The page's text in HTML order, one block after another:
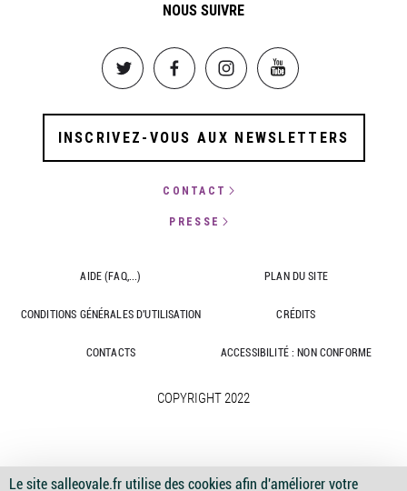
NOUS SUIVRE
Image Image Image Image
INSCRIVEZ-VOUS AUX NEWSLETTERS
CONTACT
PRESSE
AIDE (FAQ,...) PLAN DU SITE
CONDITIONS GÉNÉRALES D'UTILISATION CRÉDITS
CONTACTS ACCESSIBILITÉ : NON CONFORME
COPYRIGHT 2022
Le site salleovale.fr utilise des cookies afin d'améliorer votre